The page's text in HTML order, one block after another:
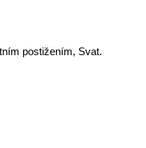
postižením, Svat.